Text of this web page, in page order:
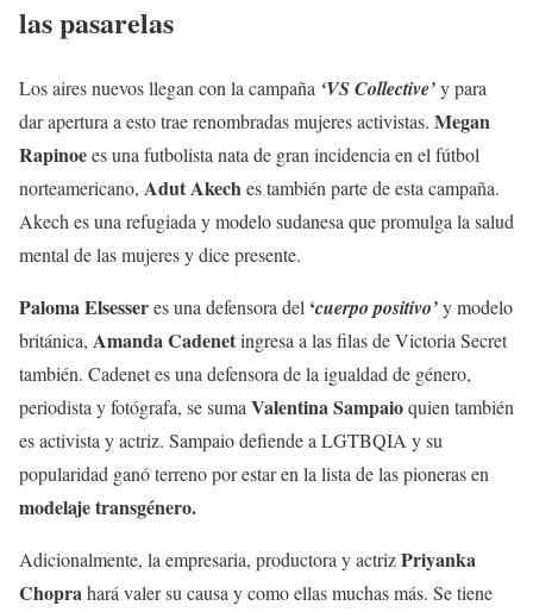
las pasarelas
Los aires nuevos llegan con la campaña ‘VS Collective’y para
dar apertura a esto trae renombradas mujeres activistas. Megan
Rapinoees una futbolista nata de gran incidencia en el fútbol
norteamericano, Adut Akeches también parte de esta campaña.
Akech es una refugiada y modelo sudanesa que promulga la salud
mental de las mujeres y dice presente.
Paloma Elsesseres una defensora del ‘cuerpo positivo’y modelo
británica, Amanda Cadenetingresa a las filas de Victoria Secret
también. Cadenet es una defensora de la igualdad de género,
periodista y fotógrafa, se sumaValentina Sampaioquien también
es activista y actriz. Sampaio defiende a LGTBQIA y su
popularidad ganó terreno por estar en la lista de las pioneras en
modelaje transgénero.
Adicionalmente, la empresaria, productora y actrizPriyanka
Choprahará valer su causa y como ellas muchas más. Se tiene